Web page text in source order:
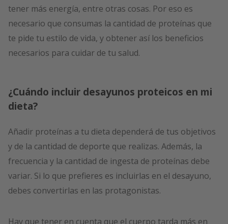
tener más energía, entre otras cosas. Por eso es
necesario que consumas la cantidad de proteínas que
te pide tu estilo de vida, y obtener así los beneficios
necesarios para cuidar de tu salud.
¿Cuándo incluir desayunos proteicos en mi
dieta?
Añadir proteínas a tu dieta dependerá de tus objetivos
y de la cantidad de deporte que realizas. Además, la
frecuencia y la cantidad de ingesta de proteínas debe
variar. Si lo que prefieres es incluirlas en el desayuno,
debes convertirlas en las protagonistas.
Hay que tener en cuenta que el cuerpo tarda más en